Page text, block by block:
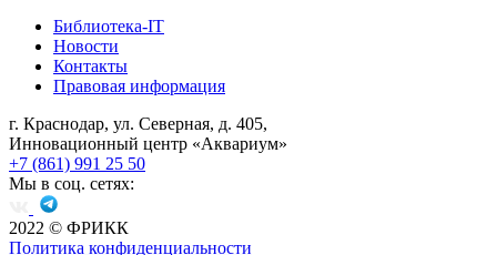
Библиотека-IT
Новости
Контакты
Правовая информация
г. Краснодар, ул. Северная, д. 405,
Инновационный центр «Аквариум»
+7 (861) 991 25 50
Мы в соц. сетях:
2022 © ФРИКК
Политика конфиденциальности